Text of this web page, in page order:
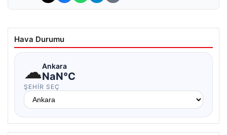
Hava Durumu
☁Ankara
NaN°C
ŞEHIR SEÇ